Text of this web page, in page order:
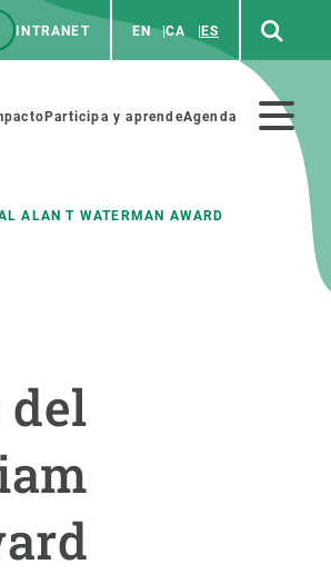
INTRANET EN CA ES
Participa y aprendeAgenda
ALAN T WATERMAN AWARD
COLABORA